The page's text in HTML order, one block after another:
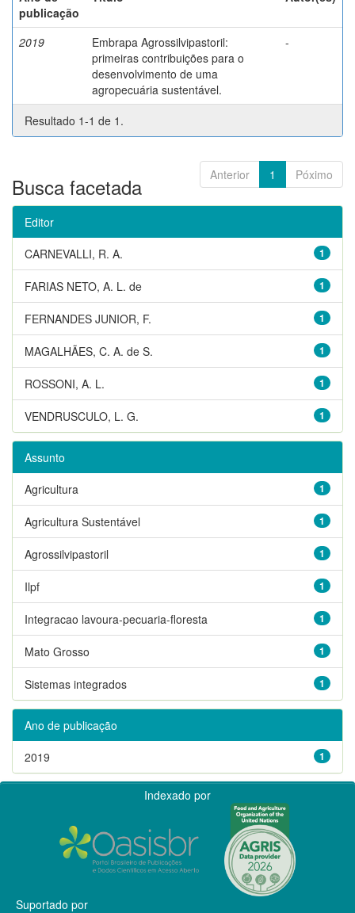
publicação
2019
Embrapa Agrossilvipastoril:
primeiras contribuições para o
desenvolvimento de uma
agropecuária sustentável.
-
Resultado 1-1 de 1.
Anterior 1 Póximo
Busca facetada
Editor
1
CARNEVALLI, R. A.
1
FARIAS NETO, A. L. de
1
FERNANDES JUNIOR, F.
1
MAGALHÃES, C. A. de S.
1
ROSSONI, A. L.
1
VENDRUSCULO, L. G.
Assunto
1
Agricultura
1
Agricultura Sustentável
1
Agrossilvipastoril
1
Ilpf
1
Integracao lavoura-pecuaria-floresta
1
Mato Grosso
1
Sistemas integrados
Ano de publicação
1
2019
Indexado por
Suportado por